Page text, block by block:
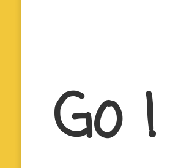
Go